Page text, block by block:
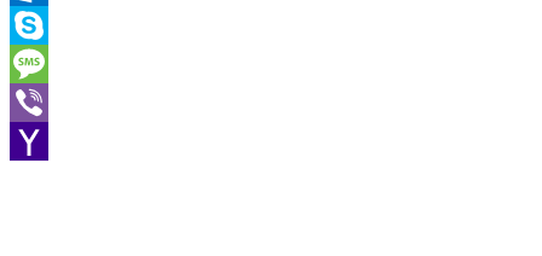
Outlook.com
Skype
Message
Viber